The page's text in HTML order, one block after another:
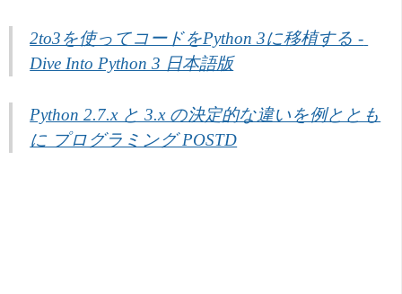
2to3を使ってコードをPython 3に移植する -
Dive Into Python 3 日本語版
Python 2.7.x と 3.x の決定的な違いを例ととも
に プログラミング POSTD